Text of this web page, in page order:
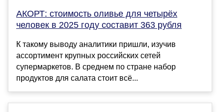
АКОРТ: стоимость оливье для четырёх
человек в 2025 году составит 363 рубля
К такому выводу аналитики пришли, изучив
ассортимент крупных российских сетей
супермаркетов. В среднем по стране набор
продуктов для салата стоит всё...